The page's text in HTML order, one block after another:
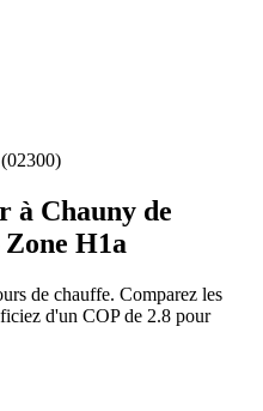
(02300)
à Chauny de
H1a
de chauffe. Comparez les
d'un COP de 2.8 pour